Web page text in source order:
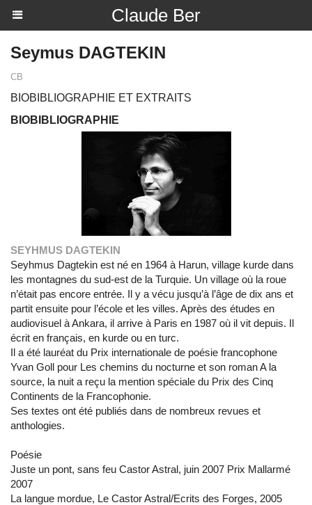
Claude Ber
Seymus DAGTEKIN
CB
BIOBIBLIOGRAPHIE ET EXTRAITS
BIOBIBLIOGRAPHIE
SEYHMUS DAGTEKIN
Seyhmus Dagtekin est né en 1964 à Harun, village kurde dans
les montagnes du sud-est de la Turquie. Un village où la roue
n’était pas encore entrée. Il y a vécu jusqu’à l’âge de dix ans et
partit ensuite pour l’école et les villes. Après des études en
audiovisuel à Ankara, il arrive à Paris en 1987 où il vit depuis. Il
écrit en français, en kurde ou en turc.
Il a été lauréat du Prix internationale de poésie francophone
Yvan Goll pour Les chemins du nocturne et son roman A la
source, la nuit a reçu la mention spéciale du Prix des Cinq
Continents de la Francophonie.
Ses textes ont été publiés dans de nombreux revues et
anthologies.
Poésie
Juste un pont, sans feu Castor Astral, juin 2007 Prix Mallarmé
2007
La langue mordue, Le Castor Astral/Ecrits des Forges, 2005